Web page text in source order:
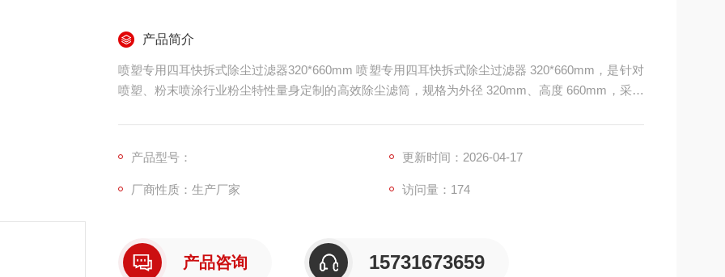
产品简介
喷塑专用四耳快拆式除尘过滤器320*660mm 喷塑专用四耳快拆式除尘过滤器 320*660mm，是针对
喷塑、粉末喷涂行业粉尘特性量身定制的高效除尘滤筒，规格为外径 320mm、高度 660mm，采用
产品型号：
更新时间：2026-04-17
厂商性质：生产厂家 访问量：174
产品咨询 15731673659